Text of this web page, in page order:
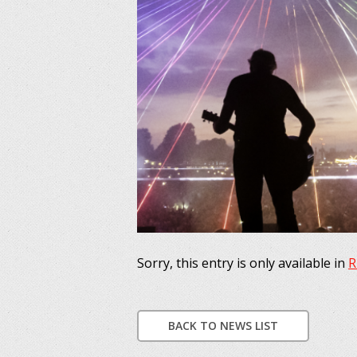
Sorry, this entry is only available in
BACK TO NEWS LIST